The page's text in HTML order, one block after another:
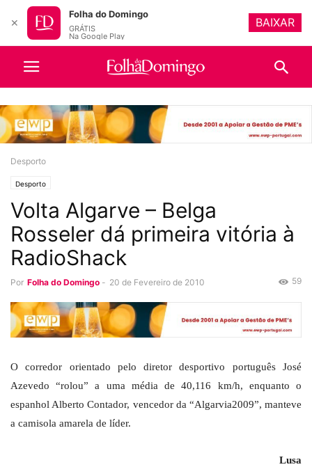
Desporto
Desporto
Volta Algarve – Belga
Rosseler dá primeira vitória à
RadioShack
Por Folha do Domingo - 20 de Fevereiro de 2010 59
O corredor orientado pelo diretor desportivo português José
Azevedo “rolou” a uma média de 40,116 km/h, enquanto o
espanhol Alberto Contador, vencedor da “Algarvia2009”, manteve
a camisola amarela de líder.
Lusa
✕
Folha do Domingo
GRÁTIS
Na Google Play
BAIXAR